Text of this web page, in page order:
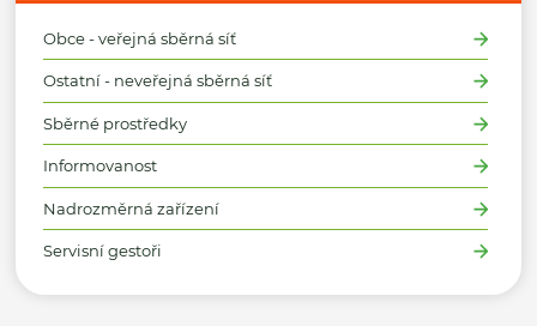
Obce - veřejná sběrná síť
Ostatní - neveřejná sběrná síť
Sběrné prostředky
Informovanost
Nadrozměrná zařízení
Servisní gestoři